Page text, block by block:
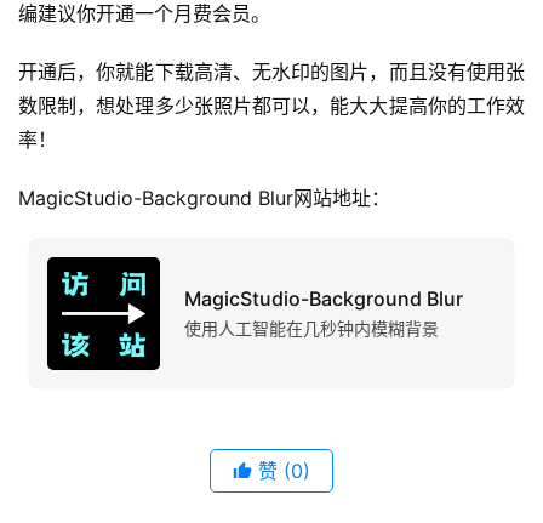
编建议你开通一个月费会员。
开通后，你就能下载高清、无水印的图片，而且没有使用张
数限制，想处理多少张照片都可以，能大大提高你的工作效
率！
MagicStudio-Background Blur网站地址：
MagicStudio-Background Blur
使用人工智能在几秒钟内模糊背景
赞 (0)